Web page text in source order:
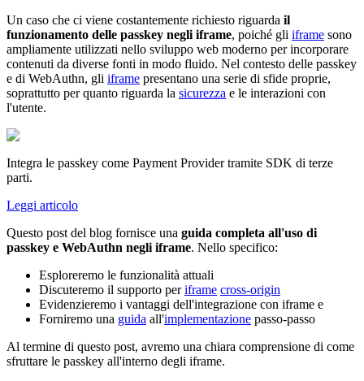
Un caso che ci viene costantemente richiesto riguarda il
funzionamento delle passkey negli iframe, poiché gli iframe sono
ampliamente utilizzati nello sviluppo web moderno per incorporare
contenuti da diverse fonti in modo fluido. Nel contesto delle passkey
e di WebAuthn, gli iframe presentano una serie di sfide proprie,
soprattutto per quanto riguarda la sicurezza e le interazioni con
l'utente.
Integra le passkey come Payment Provider tramite SDK di terze
parti.
Leggi articolo
Questo post del blog fornisce una guida completa all'uso di
passkey e WebAuthn negli iframe. Nello specifico:
Esploreremo le funzionalità attuali
Discuteremo il supporto periframe cross-origin
Evidenzieremo i vantaggi dell'integrazione con iframe e
Forniremo una guida all'implementazione passo-passo
Al termine di questo post, avremo una chiara comprensione di come
sfruttare le passkey all'interno degli iframe.